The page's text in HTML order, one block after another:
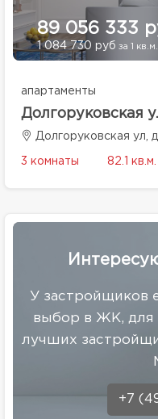
89 056 333
1 084 730 руб за 1 кв.м.
апартаменты
Долгоруковская
Долгоруковская ул,
3 комнаты 82.1 кв.м.
У застройщиков
выбор в ЖК, для
лучших
+7